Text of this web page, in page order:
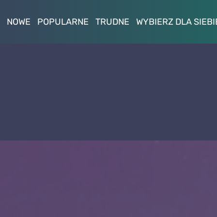
NOWE POPULARNE TRUDNE WYBIERZ DLA